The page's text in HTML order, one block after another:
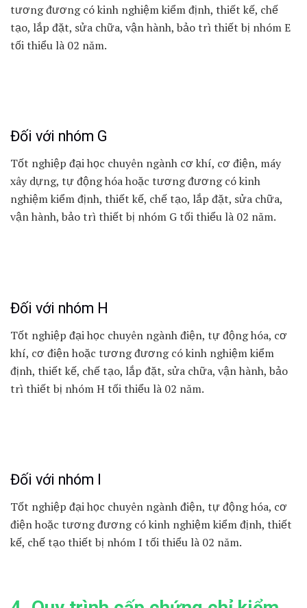
tương đương có kinh nghiệm kiểm định, thiết kế, chế
tạo, lắp đặt, sửa chữa, vận hành, bảo trì thiết bị nhóm E
tối thiểu là 02 năm.
Đối với nhóm G
Tốt nghiệp đại học chuyên ngành cơ khí, cơ điện, máy
xây dựng, tự động hóa hoặc tương đương có kinh
nghiệm kiểm định, thiết kế, chế tạo, lắp đặt, sửa chữa,
vận hành, bảo trì thiết bị nhóm G tối thiểu là 02 năm.
Đối với nhóm H
Tốt nghiệp đại học chuyên ngành điện, tự động hóa, cơ
khí, cơ điện hoặc tương đương có kinh nghiệm kiểm
định, thiết kế, chế tạo, lắp đặt, sửa chữa, vận hành, bảo
trì thiết bị nhóm H tối thiểu là 02 năm.
Đối với nhóm I
Tốt nghiệp đại học chuyên ngành điện, tự động hóa, cơ
điện hoặc tương đương có kinh nghiệm kiểm định, thiết
kế, chế tạo thiết bị nhóm I tối thiểu là 02 năm.